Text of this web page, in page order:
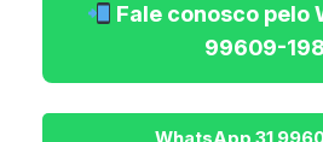
Fale conosco pelo
99609-